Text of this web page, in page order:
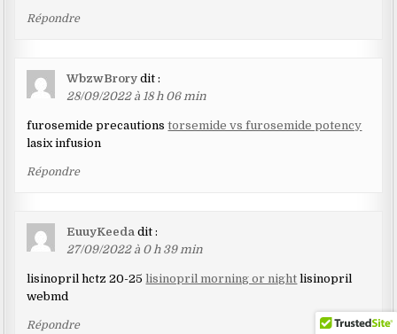
Répondre
WbzwBrory dit :
28/09/2022 à 18 h 06 min
furosemide precautionstorsemide vs furosemide potency
lasix infusion
Répondre
EuuyKeeda dit :
27/09/2022 à 0 h 39 min
lisinopril hctz 20-25 lisinopril morning or night lisinopril
webmd
Répondre